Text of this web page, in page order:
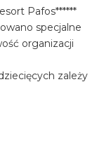
Pafos******
specjalne
organizacji
zależy